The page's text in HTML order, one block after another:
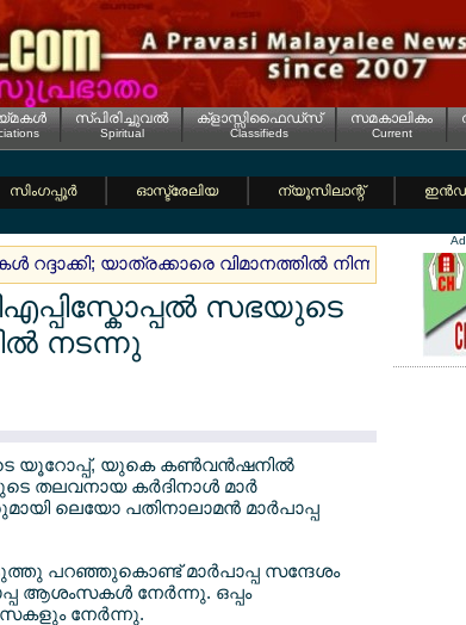
സ്പിരിച്ചുവല്‍
Spiritual
ക്ളാസ്സിഫൈഡ്സ്
Classifieds
സമകാലികം
Current
സിംഗപ്പൂര്‍ ഓസ്ട്രേലിയ ന്യൂസിലാന്റ്
യാത്രക്കാരെ വിമാനത്തില്‍ നിന്നും ഇറക്കി
സഭയുടെ
നടന്നു
യൂറോപ്പ്, യുകെ കണ്‍വന്‍ഷനില്‍
തലവനായ കര്‍ദിനാള്‍ മാര്‍
ലെയോ പതിനാലാമന്‍ മാര്‍പാപ്പ
മാര്‍പാപ്പ സന്ദേശം
ആശംസകള്‍ നേര്‍ന്നു. ഒപ്പം
നേര്‍ന്നു.